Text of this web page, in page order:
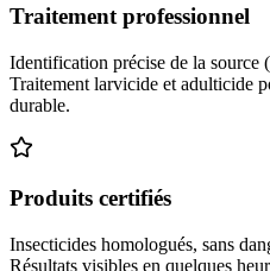
Traitement professionnel
Identification précise de la source
Traitement larvicide et adulticide
durable.
Produits certifiés
Insecticides homologués, sans
Résultats visibles en quelques